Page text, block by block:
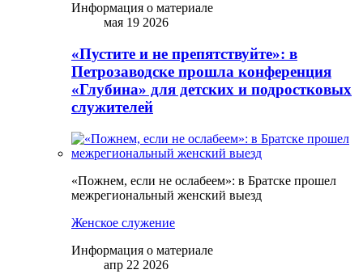
Информация о материале
мая 19 2026
«Пустите и не препятствуйте»: в
Петрозаводске прошла конференция
«Глубина» для детских и подростковых
служителей
«Пожнем, если не ослабеем»: в Братске прошел
межрегиональный женский выезд
Женское служение
Информация о материале
апр 22 2026